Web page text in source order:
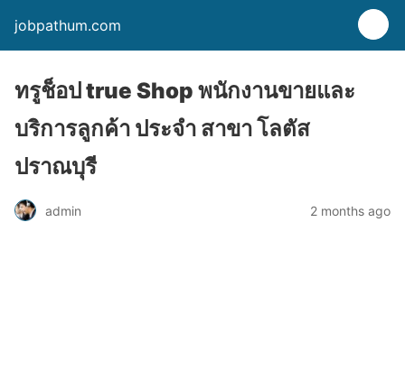
jobpathum.com
ทรูช็อป true Shop พนักงานขายและ
บริการลูกค้า ประจำ สาขา โลตัส
ปราณบุรี
admin 2 months ago